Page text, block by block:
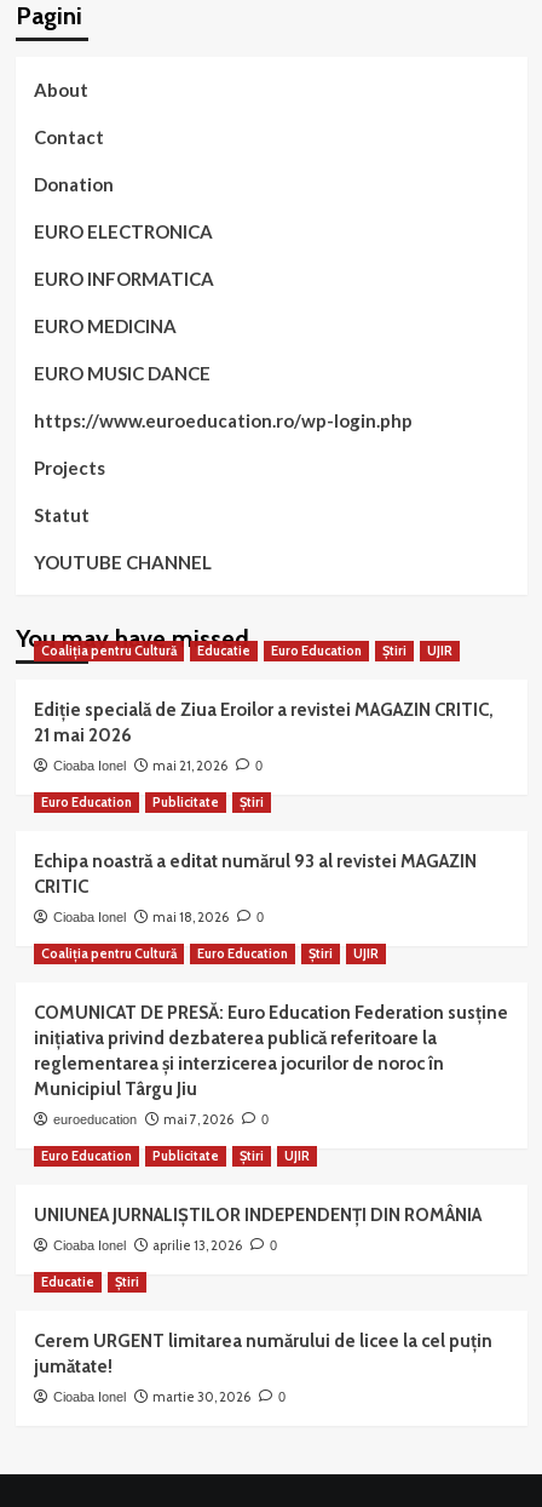
Pagini
About
Contact
Donation
EURO ELECTRONICA
EURO INFORMATICA
EURO MEDICINA
EURO MUSIC DANCE
https://www.euroeducation.ro/wp-login.php
Projects
Statut
YOUTUBE CHANNEL
You may have missed
Coaliția pentru Cultură Educatie Euro Education Știri UJIR
Ediție specială de Ziua Eroilor a revistei MAGAZIN CRITIC,
21 mai 2026
Cioaba Ionel mai 21, 2026 0
Euro Education Publicitate Știri
Echipa noastră a editat numărul 93 al revistei MAGAZIN
CRITIC
Cioaba Ionel mai 18, 2026 0
Coaliția pentru Cultură Euro Education Știri UJIR
COMUNICAT DE PRESĂ: Euro Education Federation susține
inițiativa privind dezbaterea publică referitoare la
reglementarea și interzicerea jocurilor de noroc în
Municipiul Târgu Jiu
euroeducation mai 7, 2026 0
Euro Education Publicitate Știri UJIR
UNIUNEA JURNALIȘTILOR INDEPENDENȚI DIN ROMÂNIA
Cioaba Ionel aprilie 13, 2026 0
Educatie Știri
Cerem URGENT limitarea numărului de licee la cel puțin
jumătate!
Cioaba Ionel martie 30, 2026 0